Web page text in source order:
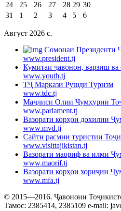
24
25 26 27 28 29 30
31
1 2 3 4 5 6
Август 2026 c.
Cомонаи Президенти
www.president.tj
Кумитаи ҷавонон, варзиш ва
www.youth.tj
ТҶ Маркази Рушди Туризм
www.tdc.tj
Маҷлиси Олии Ҷумҳурии
www.parlament.tj
Вазорати корҳои дохилии
www.mvd.tj
Сайти расмии туристии
www.visittajikistan.tj
Вазорати маориф ва илми
www.maorif.tj
Вазорати корҳои хориҷии
www.mfa.tj
© 2015—2016. Ҷавонони
Тамос: 2385414, 2385109 e-mail: